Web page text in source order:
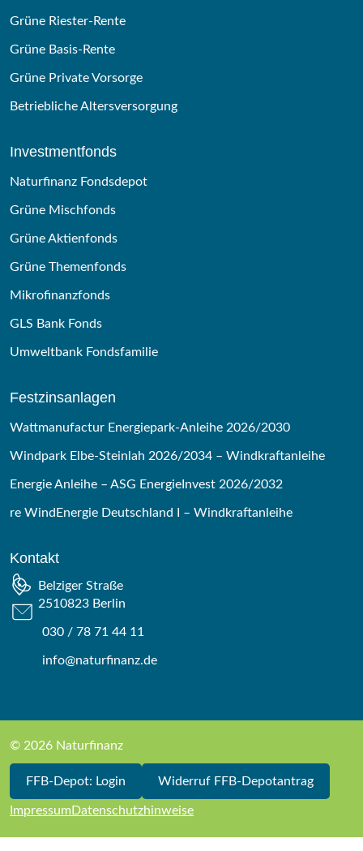
Grüne Riester-Rente
Grüne Basis-Rente
Grüne Private Vorsorge
Betriebliche Altersversorgung
Investmentfonds
Naturfinanz Fondsdepot
Grüne Mischfonds
Grüne Aktienfonds
Grüne Themenfonds
Mikrofinanzfonds
GLS Bank Fonds
Umweltbank Fondsfamilie
Festzinsanlagen
Wattmanufactur Energiepark-Anleihe 2026/2030
Windpark Elbe-Steinlah 2026/2034 – Windkraftanleihe
Energie Anleihe – ASG EnergieInvest 2026/2032
re WindEnergie Deutschland I – Windkraftanleihe
Kontakt
Belziger Straße
2510823 Berlin
030 / 78 71 44 11
info@naturfinanz.de
© 2026 Naturfinanz
FFB-Depot: Login Widerruf FFB-Depotantrag
Impressum Datenschutzhinweise